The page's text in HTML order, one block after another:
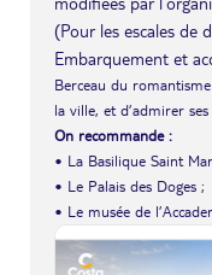
(Pour les escales de
Embarquement et
Berceau du
la ville, et d’admirer
On recommande :
• La Basilique Saint
• Le Palais des Doges ;
• Le musée de